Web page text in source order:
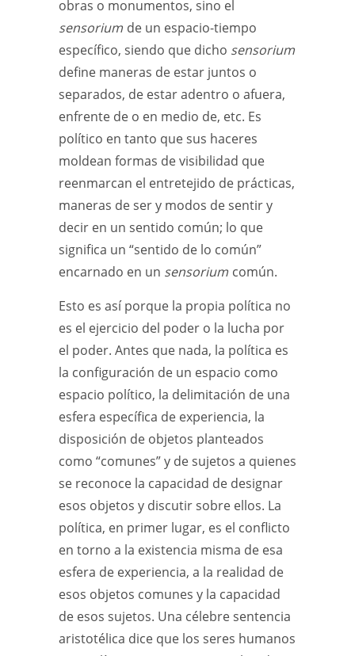
obras o monumentos, sino el
sensorium de un espacio-tiempo
específico, siendo que dicho sensorium
define maneras de estar juntos o
separados, de estar adentro o afuera,
enfrente de o en medio de, etc. Es
político en tanto que sus haceres
moldean formas de visibilidad que
reenmarcan el entretejido de prácticas,
maneras de ser y modos de sentir y
decir en un sentido común; lo que
significa un “sentido de lo común”
encarnado en un sensorium común.
Esto es así porque la propia política no
es el ejercicio del poder o la lucha por
el poder. Antes que nada, la política es
la configuración de un espacio como
espacio político, la delimitación de una
esfera específica de experiencia, la
disposición de objetos planteados
como “comunes” y de sujetos a quienes
se reconoce la capacidad de designar
esos objetos y discutir sobre ellos. La
política, en primer lugar, es el conflicto
en torno a la existencia misma de esa
esfera de experiencia, a la realidad de
esos objetos comunes y la capacidad
de esos sujetos. Una célebre sentencia
aristotélica dice que los seres humanos